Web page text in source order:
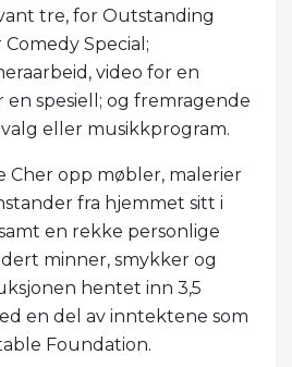
tre, for Outstanding
Special;
video for en
en spesiell; og fremragende
eller musikkprogram.
Cher opp møbler, malerier
fra hjemmet sitt i
en rekke personlige
minner, smykker og
hentet inn 3,5
en del av inntektene som
Foundation.